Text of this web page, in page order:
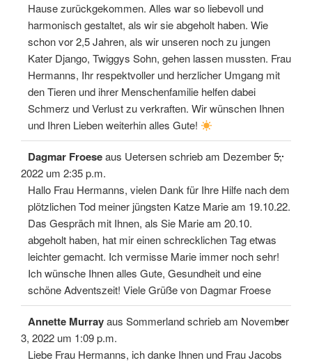
Hause zurückgekommen. Alles war so liebevoll und
harmonisch gestaltet, als wir sie abgeholt haben. Wie
schon vor 2,5 Jahren, als wir unseren noch zu jungen
Kater Django, Twiggys Sohn, gehen lassen mussten. Frau
Hermanns, Ihr respektvoller und herzlicher Umgang mit
den Tieren und ihrer Menschenfamilie helfen dabei
Schmerz und Verlust zu verkraften. Wir wünschen Ihnen
und Ihren Lieben weiterhin alles Gute!
Dagmar Froeseaus Uetersenschrieb am Dezember 5,
2022 um 2:35 p.m.
Hallo Frau Hermanns, vielen Dank für Ihre Hilfe nach dem
plötzlichen Tod meiner jüngsten Katze Marie am 19.10.22.
Das Gespräch mit Ihnen, als Sie Marie am 20.10.
abgeholt haben, hat mir einen schrecklichen Tag etwas
leichter gemacht. Ich vermisse Marie immer noch sehr!
Ich wünsche Ihnen alles Gute, Gesundheit und eine
schöne Adventszeit! Viele Grüße von Dagmar Froese
...
Annette Murrayaus Sommerlandschrieb am November
3, 2022 um 1:09 p.m.
Liebe Frau Hermanns, ich danke Ihnen und Frau Jacobs
...Diese